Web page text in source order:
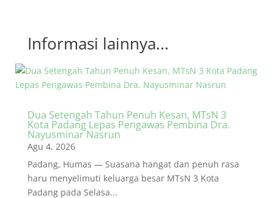
Informasi lainnya...
Dua Setengah Tahun Penuh Kesan, MTsN 3
Kota Padang Lepas Pengawas Pembina Dra.
Nayusminar Nasrun
Agu 4, 2026
Padang, Humas — Suasana hangat dan penuh rasa
haru menyelimuti keluarga besar MTsN 3 Kota
Padang pada Selasa...